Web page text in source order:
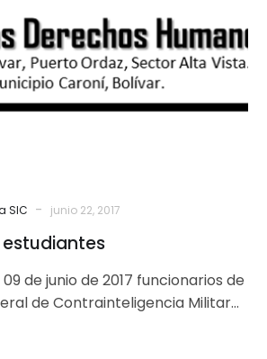
SIC - junio 22, 2017
09 de junio de 2017 funcionarios de
de Contrainteligencia Militar